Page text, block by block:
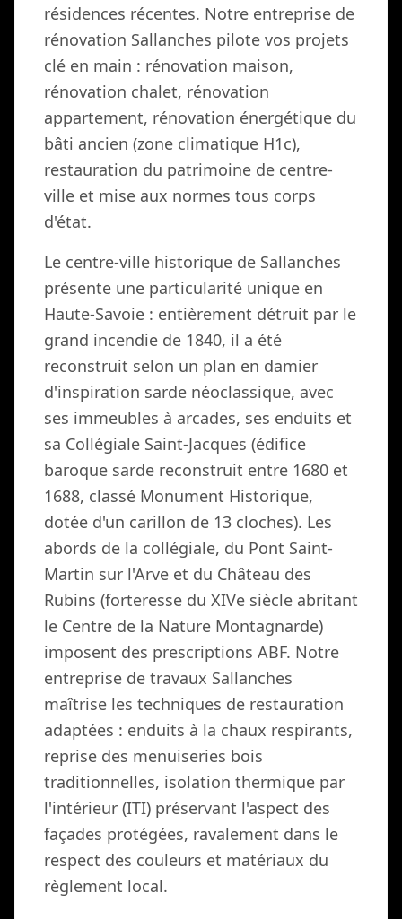
résidences récentes. Notre entreprise de
rénovation Sallanches pilote vos projets
clé en main : rénovation maison,
rénovation chalet, rénovation
appartement, rénovation énergétique du
bâti ancien (zone climatique H1c),
restauration du patrimoine de centre-
ville et mise aux normes tous corps
d'état.
Le centre-ville historique de Sallanches
présente une particularité unique en
Haute-Savoie : entièrement détruit par le
grand incendie de 1840, il a été
reconstruit selon un plan en damier
d'inspiration sarde néoclassique, avec
ses immeubles à arcades, ses enduits et
sa Collégiale Saint-Jacques (édifice
baroque sarde reconstruit entre 1680 et
1688, classé Monument Historique,
dotée d'un carillon de 13 cloches). Les
abords de la collégiale, du Pont Saint-
Martin sur l'Arve et du Château des
Rubins (forteresse du XIVe siècle abritant
le Centre de la Nature Montagnarde)
imposent des prescriptions ABF. Notre
entreprise de travaux Sallanches
maîtrise les techniques de restauration
adaptées : enduits à la chaux respirants,
reprise des menuiseries bois
traditionnelles, isolation thermique par
l'intérieur (ITI) préservant l'aspect des
façades protégées, ravalement dans le
respect des couleurs et matériaux du
règlement local.